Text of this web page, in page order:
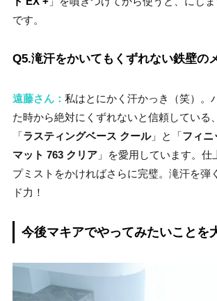
です。
Q5.滝汗をかいてもくずれない鉄壁の
遠藤さん： 私はとにかく汗かっき（笑）。
た時から絶対にくずれないと信頼している、
「ラスティングベース クール」と「フィニ
マット 763 クリア 」を愛用しています。仕
プミストをかければさらに完璧。滝汗を弾
ド力！
今後マキアでやってみたいことを